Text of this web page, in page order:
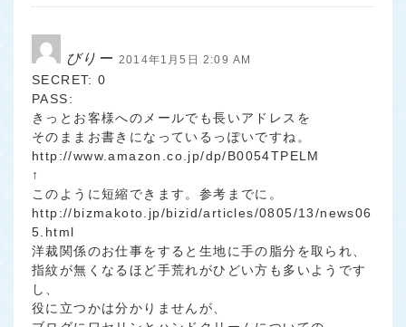
びりー 2014年1月5日 2:09 AM
SECRET: 0
PASS:
きっとお客様へのメールでも長いアドレスを
そのままお書きになっているっぽいですね。
http://www.amazon.co.jp/dp/B0054TPELM
↑
このように短縮できます。参考までに。
http://bizmakoto.jp/bizid/articles/0805/13/news06
5.html
洋裁関係のお仕事をすると生地に手の脂分を取られ、
指紋が無くなるほど手荒れがひどい方も多いようです
し、
役に立つかは分かりませんが、